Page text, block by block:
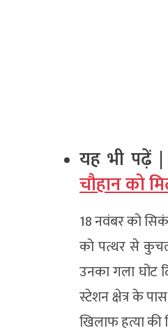
यह भी पढ़ें |
चौहान को
18 नवंबर को
को पत्थर से कुचल
उनका गला घोंट
स्टेशन क्षेत्र के
खिलाफ हत्या की